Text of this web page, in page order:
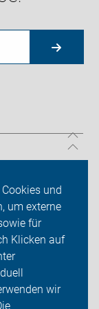
und
um externe
für
Klicken auf
wir